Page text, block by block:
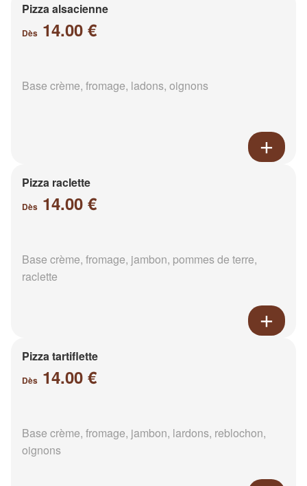
Pizza alsacienne
Dès 14.00 €
Base crème, fromage, ladons, oignons
Pizza raclette
Dès 14.00 €
Base crème, fromage, jambon, pommes de terre,
raclette
Pizza tartiflette
Dès 14.00 €
Base crème, fromage, jambon, lardons, reblochon,
oignons